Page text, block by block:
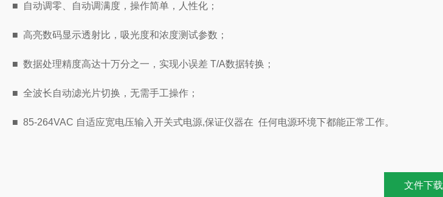
■ 自动调零、自动调满度，操作简单，人性化；
■ 高亮数码显示透射比，吸光度和浓度测试参数；
■ 数据处理精度高达十万分之一，实现小误差 T/A数据转换；
■ 全波长自动滤光片切换，无需手工操作；
■ 85-264VAC 自适应宽电压输入开关式电源,保证仪器在 任何电源环境下都能正常工作。
文件下载